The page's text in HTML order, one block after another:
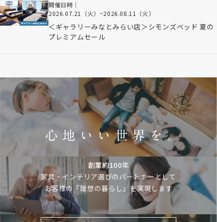
開催日時｜
2026.07.21（火） ~2026.08.11（火）
＜ギャラリーみなとみらい店＞シモンズベッド 夏の
プレミアムセール
創業約100年
家具・インテリア選びのパートナーとして
お客様の「理想の暮らし」を実現します